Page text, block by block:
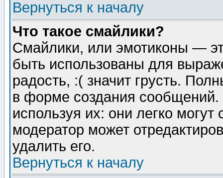
Вернуться к началу
Что такое смайлики?
Смайлики, или эмотиконы —
быть использованы для
радость, :( значит грусть.
в форме создания сообщений.
используя их: они легко
модератор может
удалить его.
Вернуться к началу